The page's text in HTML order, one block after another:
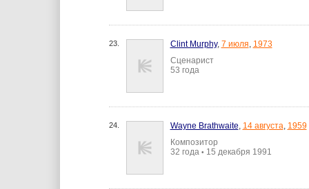
23. Clint Murphy, 7 июля, 1973
Сценарист
53 года
24. Wayne Brathwaite, 14 августа, 1959
Композитор
32 года • 15 декабря 1991